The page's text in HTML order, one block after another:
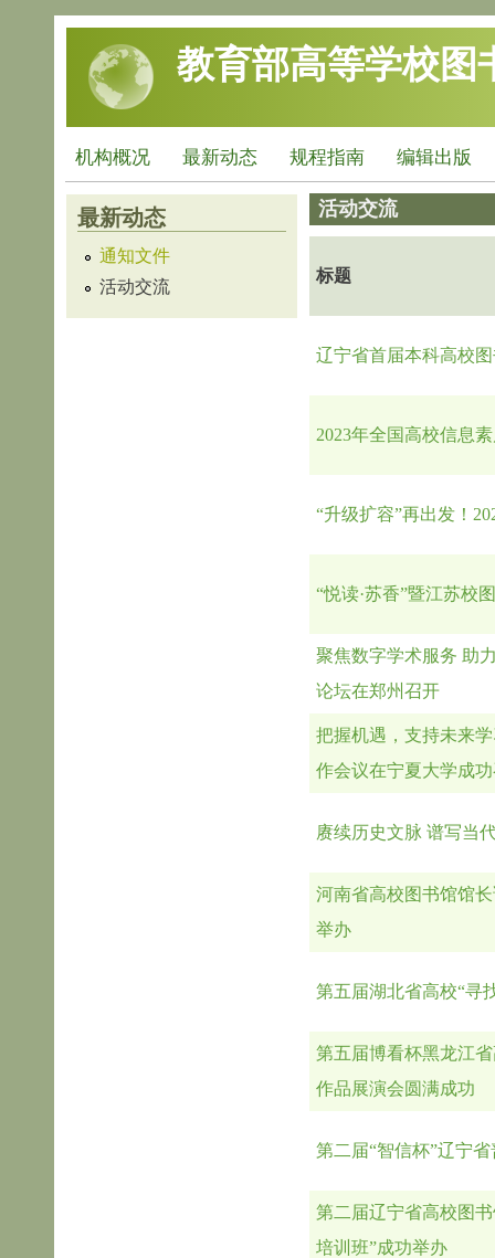
跳转到主要内容
教育部高等学校图
机构概况 最新动态 规程指南 编辑出版
最新动态
通知文件
活动交流
活动交流
标题
辽宁省首届本科高校
2023年全国高校信息
“升级扩容”再出发！
“悦读·苏香”暨江苏校
聚焦数字学术服务 助
论坛在郑州召开
把握机遇，支持未来
作会议在宁夏大学成
赓续历史文脉 谱写当
河南省高校图书馆馆
举办
第五届湖北省高校“寻
第五届博看杯黑龙江
作品展演会圆满成功
第二届“智信杯”辽宁
第二届辽宁省高校图
培训班”成功举办